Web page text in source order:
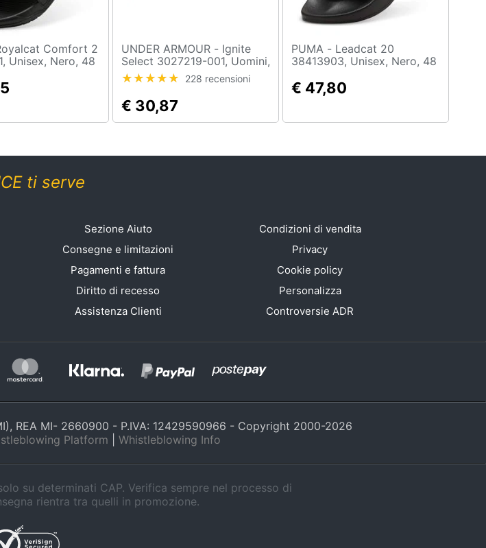
Unisex, Nero, 48
UNDER ARMOUR - Ignite
Select 3027219-001, Uomini,
Nero, 44
228 recensioni
€ 30,87
PUMA - Leadcat 20
38413903, Unisex, Nero, 48
€ 47,80
ti serve
Sezione Aiuto
Consegne e limitazioni
Pagamenti e fattura
Diritto di recesso
Assistenza Clienti
Condizioni di vendita
Privacy
Cookie policy
Personalizza
Controversie ADR
REA MI- 2660900 - P.IVA: 12429590966 - Copyright 2000-2026
Platform Whistleblowing Info
su determinati CAP. Verifica sempre nel processo di
rientra tra quelli in promozione.